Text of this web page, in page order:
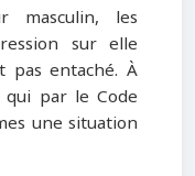
masculin, les
sur elle
entaché. À
qui par le Code
une situation